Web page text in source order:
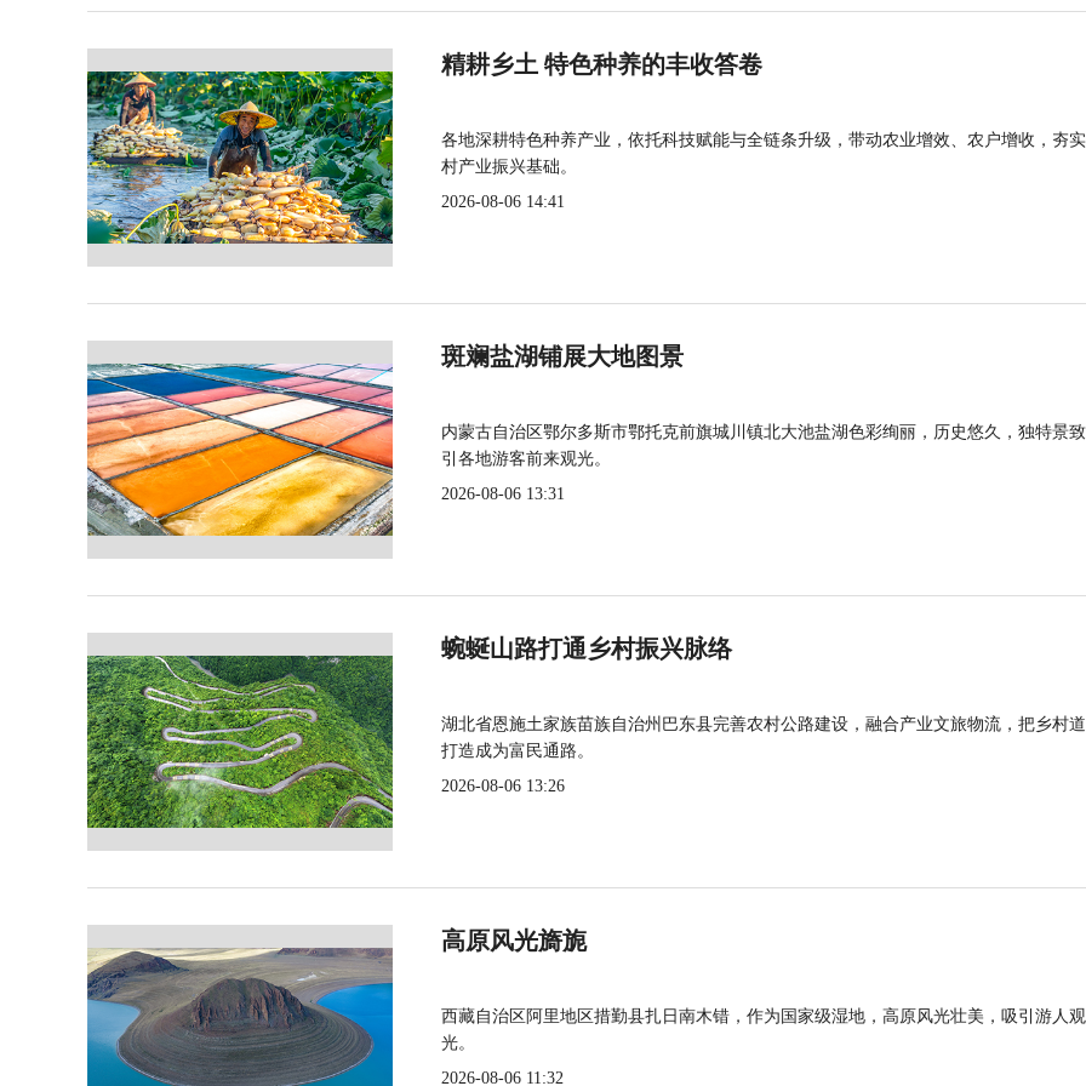
精耕乡土 特色种养的丰收答卷
各地深耕特色种养产业，依托科技赋能与全链条升级，带动农业增效、农户增收，夯
村产业振兴基础。
2026-08-06 14:41
斑斓盐湖铺展大地图景
内蒙古自治区鄂尔多斯市鄂托克前旗城川镇北大池盐湖色彩绚丽，历史悠久，独特景
引各地游客前来观光。
2026-08-06 13:31
蜿蜒山路打通乡村振兴脉络
湖北省恩施土家族苗族自治州巴东县完善农村公路建设，融合产业文旅物流，把乡村
打造成为富民通路。
2026-08-06 13:26
高原风光旖旎
西藏自治区阿里地区措勤县扎日南木错，作为国家级湿地，高原风光壮美，吸引游人观
光。
2026-08-06 11:32